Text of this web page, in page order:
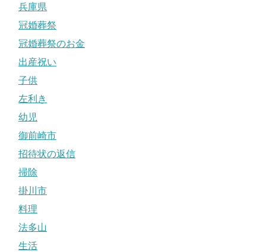
兵庫県
冠婚葬祭
冠婚葬祭のお金
出産祝い
子供
左利き
幼児
御前崎市
招待状の返信
掃除
掛川市
料理
法多山
生活